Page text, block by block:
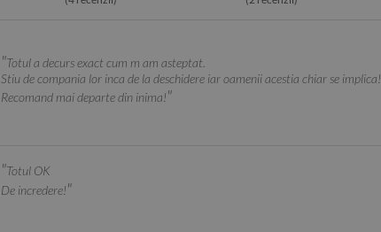
Totul a decurs exact cum m am asteptat.
Stiu de compania lor inca de la deschidere iar oamenii acestia chiar se implica!
Recomand mai departe din inima!
Totul OK
De incredere!